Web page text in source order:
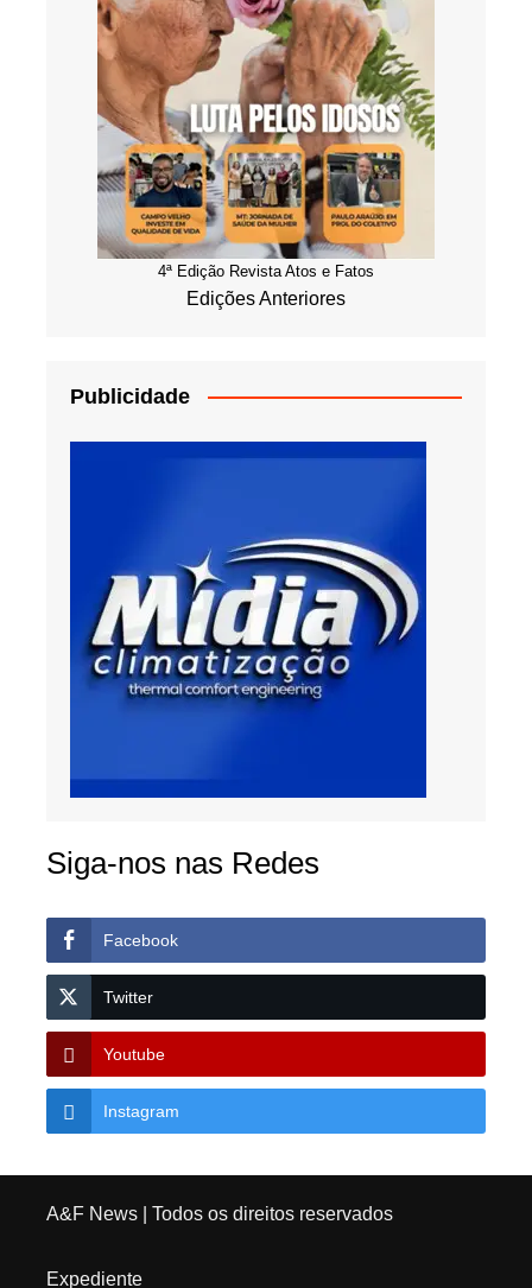
4ª Edição Revista Atos e Fatos
Edições Anteriores
Publicidade
Siga-nos nas Redes
Facebook
Twitter
Youtube
Instagram
A&F News| Todos os direitos reservados
Expediente